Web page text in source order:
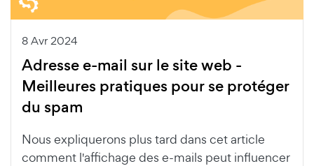
8 Avr 2024
Adresse e-mail sur le site web -
Meilleures pratiques pour se protéger
du spam
Nous expliquerons plus tard dans cet article
comment l'affichage des e-mails peut influencer